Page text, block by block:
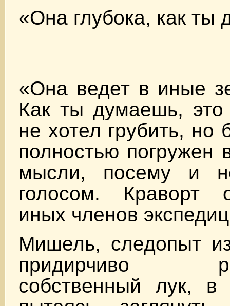
«Она глубока, как ты
«Она ведет в иные
Как ты думаешь, это
не хотел грубить, но
полностью погружен
мысли, посему и
голосом. Краворт
иных членов
Мишель, следопыт
придирчиво
собственный лук,